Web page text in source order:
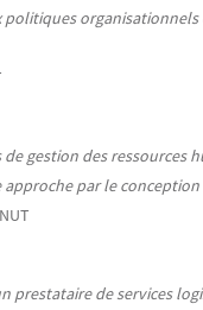
politiques
gestion des ressources
approche par le
prestataire de services